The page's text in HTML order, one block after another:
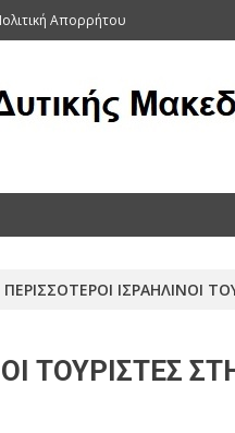
Απορρήτου
(Αρχείο
ΠΕΡΙΣΣΟΤΕΡΟΙ ΙΣΡΑΗΛΙΝΟΙ
ΤΟΥΡΙΣΤΕΣ